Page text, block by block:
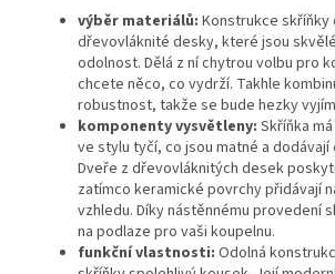
výběr materiálů: Konstrukce skříňky
dřevovláknité desky, které jsou
odolnost. Dělá z ní chytrou volbu pro
chcete něco, co vydrží. Takhle
robustnost, takže se bude hezky
komponenty vysvětleny: Skříňka
ve stylu tyčí, co jsou matné a dodávají
Dveře z dřevovláknitých desek
zatímco keramické povrchy přidávají
vzhledu. Díky nástěnnému provedení
na podlaze pro vaši koupelnu.
funkční vlastnosti: Odolná